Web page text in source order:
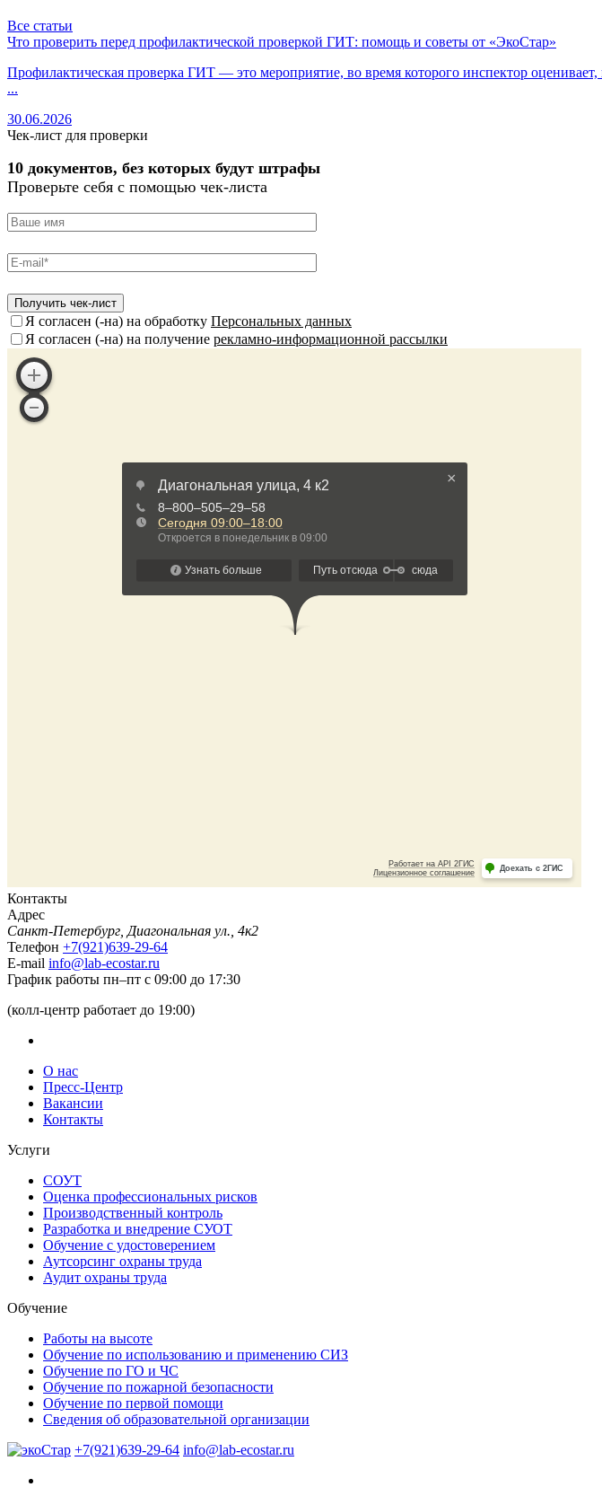
Все статьи
Что проверить перед профилактической проверкой ГИТ: помощь и советы от «ЭкоСтар»
Профилактическая проверка ГИТ — это мероприятие, во время которого инспектор
...
30.06.2026
Чек-лист для проверки
10 документов, без которых будут штрафы
Проверьте себя с помощью чек-листа
Я согласен (-на) на обработку Персональных данных
Я согласен (-на) на получение рекламно-информационной рассылки
Контакты
Адрес
Санкт-Петербург, Диагональная ул., 4к2
Телефон +7(921)639-29-64
E-mail info@lab-ecostar.ru
График работы пн–пт с 09:00 до 17:30
(колл-центр работает до 19:00)
О нас
Пресс-Центр
Вакансии
Контакты
Услуги
СОУТ
Оценка профессиональных рисков
Производственный контроль
Разработка и внедрение СУОТ
Обучение с удостоверением
Аутсорсинг охраны труда
Аудит охраны труда
Обучение
Работы на высоте
Обучение по использованию и применению СИЗ
Обучение по ГО и ЧС
Обучение по пожарной безопасности
Обучение по первой помощи
Сведения об образовательной организации
+7(921)639-29-64 info@lab-ecostar.ru